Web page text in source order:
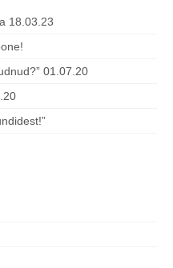
18.03.23
01.07.20